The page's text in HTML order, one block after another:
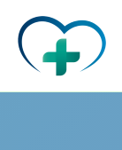
contenido